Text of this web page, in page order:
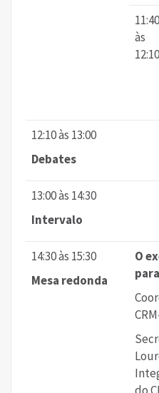
11:40
às
12:10
12:10 às 13:00
Debates
13:00 às 14:30
Intervalo
14:30 às 15:30
Mesa redonda
O